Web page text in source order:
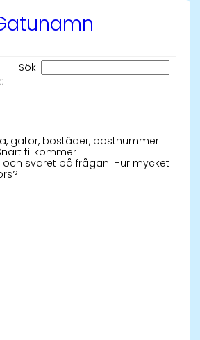
Sök:
gator, bostäder, postnummer
tillkommer
svaret på frågan: Hur mycket